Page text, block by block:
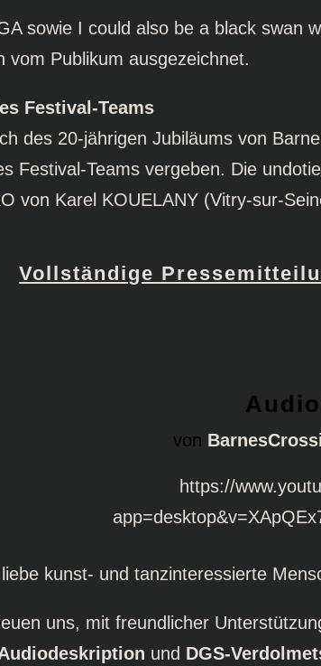
sowie I could also be a black swan
vom Publikum ausgezeichnet.
Festival-Teams
des 20-jährigen Jubiläums von
Festival-Teams vergeben. Die
von Karel KOUELANY (Vitry-sur-
Vollständige
von
https://
kunst- und tanzinteressierte
uns, mit freundlicher
und DGS-